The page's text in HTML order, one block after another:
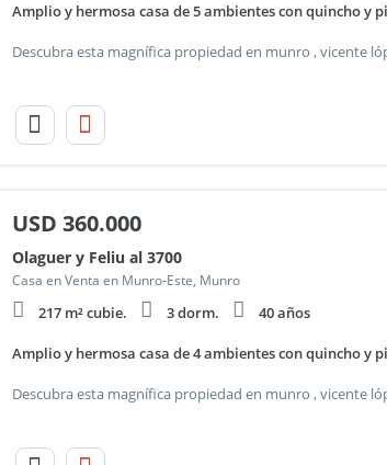
Amplio y hermosa casa de 5 ambientes con quincho y
USD 360.000
Olaguer y Feliu al 3700
Casa en Venta en Munro-Este, Munro
217 m² cubie. 3 dorm. 40 años
Amplio y hermosa casa de 4 ambientes con quincho y